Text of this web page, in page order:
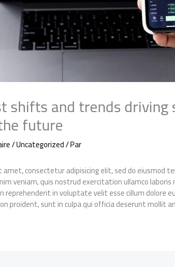
shifts and trends
future
/Uncategorized/ Par
amet, consectetur adipisicing elit, sed do eiusmod
veniam, quis nostrud exercitation ullamco
reprehenderit in voluptate velit esse cillum dolore
proident, sunt in culpa qui officia deserunt mollit